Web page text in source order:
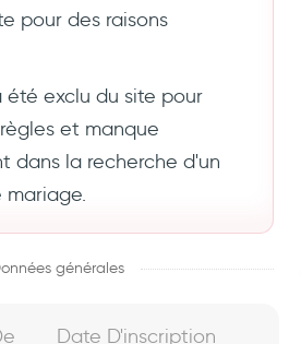
pour des raisons
été exclu du site pour
et manque
dans la recherche d'un
mariage.
générales
Date D'inscription